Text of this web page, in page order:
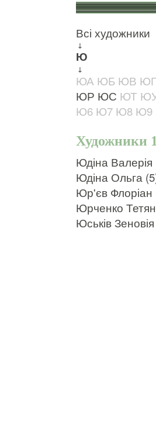
Всі художники
↓
Ю
↓
ЮА ЮБ ЮВ ЮГ
ЮР ЮС ЮТ
Ю6 Ю7 Ю8 Ю9
Художники
Юдіна Валерія
Юдіна Ольга
Юр'єв Флоріан
Юрченко
Юськів